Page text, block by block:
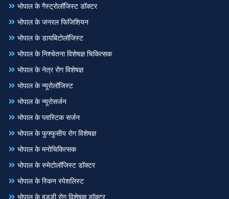
भोपाल के गैस्ट्रोलॉजिस्ट डॉक्टर
भोपाल के जनरल फिजिशियन
भोपाल के डायबिटोलॉजिस्ट
भोपाल के निश्चेतना विशेषज्ञ चिकित्सक
भोपाल के नेत्र रोग विशेषज्ञ
भोपाल के न्यूरोलॉजिस्ट
भोपाल के न्यूरोसर्जन
भोपाल के प्लास्टिक सर्जन
भोपाल के फुफ्फुसीय रोग विशेषज्ञ
भोपाल के मनोचिकित्सक
भोपाल के रुमेटोलॉजिस्ट डॉक्टर
भोपाल के स्किन स्पेशलिस्ट
भोपाल के हड्डी रोग विशेषज्ञ डॉक्टर